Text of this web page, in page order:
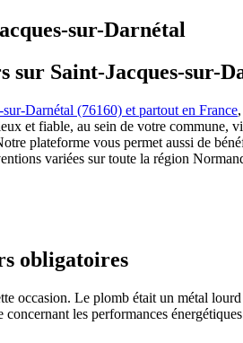
sur-Darnétal
sur Saint-Jacques-sur-
Darnétal (76160) et partout en France
et fiable, au sein de votre
plateforme vous permet aussi de
variées sur toute la région
obligatoires
occasion. Le plomb était un métal
les performances